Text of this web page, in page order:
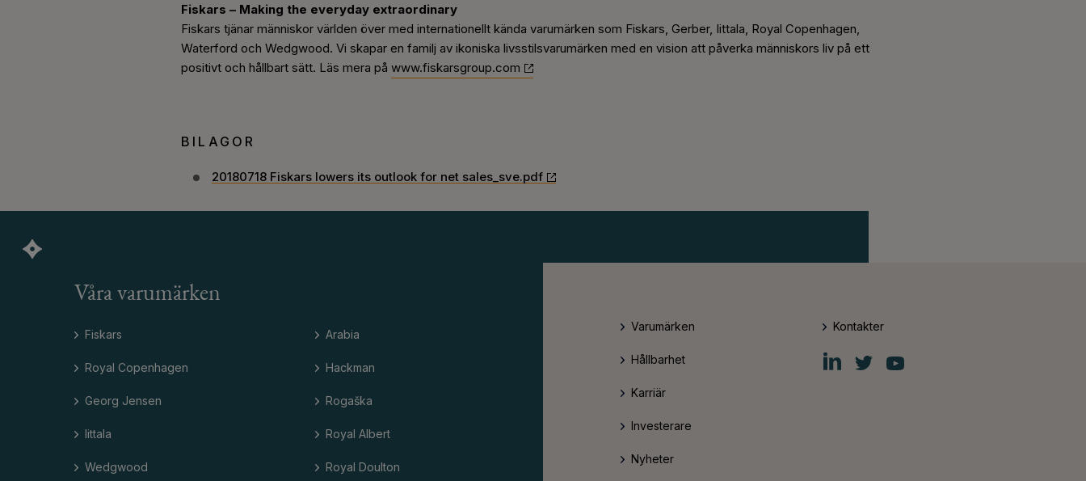
Fiskars – Making the everyday extraordinary
Fiskars tjänar människor världen över med internationellt kända varumärken som Fiskars, Gerber, Iittala, Royal Copenhagen,
Waterford och Wedgwood. Vi skapar en familj av ikoniska livsstilsvarumärken med en vision att påverka människors liv på ett
positivt och hållbart sätt. Läs mera på www.fiskarsgroup.com
BILAGOR
20180718 Fiskars lowers its outlook for net sales_sve.pdf
Våra varumärken
Fiskars
Royal Copenhagen
Georg Jensen
Iittala
Wedgwood
Arabia
Hackman
Rogaška
Royal Albert
Royal Doulton
Varumärken
Hållbarhet
Karriär
Investerare
Nyheter
Kontakter
Fiskars
Group
Fiskars
Group
Fiskars
Group